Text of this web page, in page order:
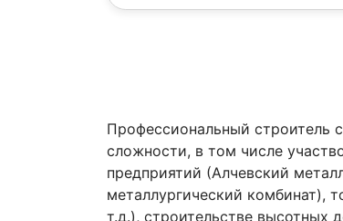
Профессиональный строитель
сложности, в том числе
предприятий (Алчевский
металлургический комбинат),
т.д.), строительстве